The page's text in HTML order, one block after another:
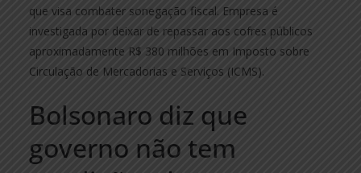
que visa combater sonegação fiscal. Empresa é
investigada por deixar de repassar aos cofres públicos
aproximadamente R$ 380 milhões em Imposto sobre
Circulação de Mercadorias e Serviços (ICMS).
Bolsonaro diz que
governo não tem